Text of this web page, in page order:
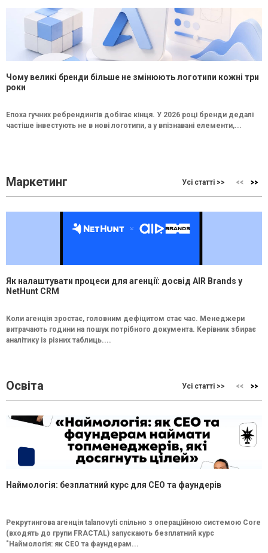
Чому великі бренди більше не змінюють логотипи кожні три
роки
Епоха гучних ребрендингів добігає кінця. У 2026 році бренди дедалі
частіше інвестують не в нові логотипи, а у впізнавані елементи,...
Маркетинг Усі статті >>
Як налаштувати процеси для агенції: досвід AIR Brands у
NetHunt CRM
Коли агенція зростає, головним дефіцитом стає час. Менеджери
витрачають години на пошук потрібного документа. Керівник збирає
аналітику із різних таблиць....
Освіта Усі статті >>
Наймологія: безплатний курс для CEO та фаундерів
Рекрутингова агенція talanovyti спільно з операційною системою Core
(входять до групи FRACTAL) запускають безплатний курс
"Наймологія: як СEO та фаундерам...